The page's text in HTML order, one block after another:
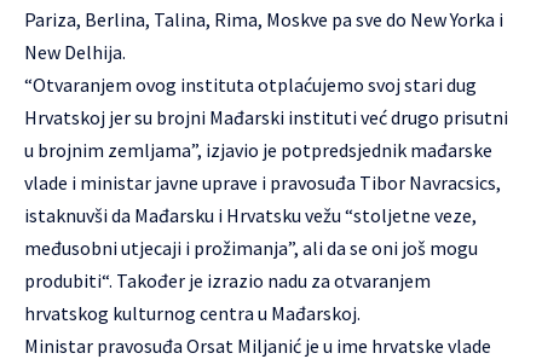
Pariza, Berlina, Talina, Rima, Moskve pa sve do New Yorka i
New Delhija.
“Otvaranjem ovog instituta otplaćujemo svoj stari dug
Hrvatskoj jer su brojni Mađarski instituti već drugo prisutni
u brojnim zemljama”, izjavio je potpredsjednik mađarske
vlade i ministar javne uprave i pravosuđa Tibor Navracsics,
istaknuvši da Mađarsku i Hrvatsku vežu “stoljetne veze,
međusobni utjecaji i prožimanja”, ali da se oni još mogu
produbiti“. Također je izrazio nadu za otvaranjem
hrvatskog kulturnog centra u Mađarskoj.
Ministar pravosuđa Orsat Miljanić je u ime hrvatske vlade